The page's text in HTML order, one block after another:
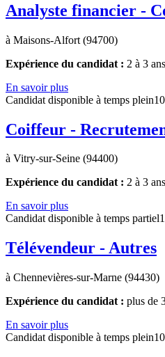
Analyste financier -
à Maisons-Alfort (94700)
Expérience du candidat : 2 à 3 ans
En savoir plus
Candidat disponible à temps plein
Coiffeur -
à Vitry-sur-Seine (94400)
Expérience du candidat : 2 à 3 ans
En savoir plus
Candidat disponible à temps partiel
Télévendeur - Autres
à Chennevières-sur-Marne (94430)
Expérience du candidat : plus de
En savoir plus
Candidat disponible à temps plein